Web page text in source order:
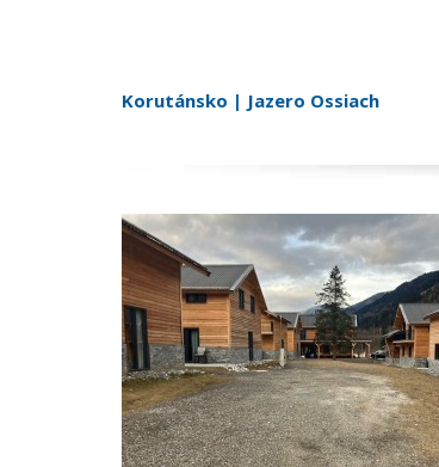
Korutánsko | Jazero Ossiach